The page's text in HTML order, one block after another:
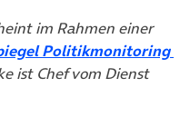
im Rahmen einer
Politikmonitoring
Tab)
ist Chef vom Dienst